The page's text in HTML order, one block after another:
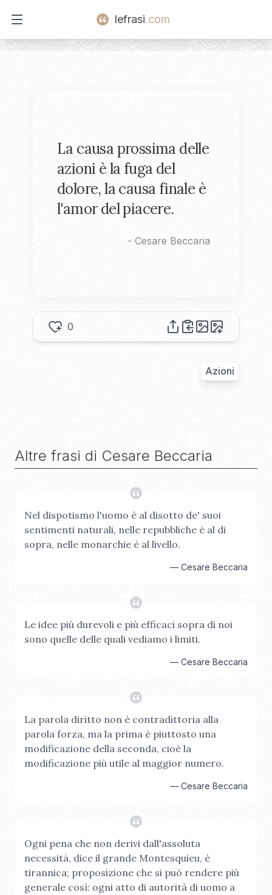
Open main menu
lefrasi.com
La causa prossima delle
azioni è la fuga del
dolore, la causa finale è
l'amor del piacere.
- Cesare Beccaria
0
Azioni
Altre frasi di Cesare Beccaria
Nel dispotismo l'uomo è al disotto de' suoi
sentimenti naturali, nelle repubbliche è al di
sopra, nelle monarchie è al livello.
— Cesare Beccaria
Le idee più durevoli e più efficaci sopra di noi
sono quelle delle quali vediamo i limiti.
— Cesare Beccaria
La parola diritto non è contradittoria alla
parola forza, ma la prima è piuttosto una
modificazione della seconda, cioè la
modificazione più utile al maggior numero.
— Cesare Beccaria
Ogni pena che non derivi dall'assoluta
necessità, dice il grande Montesquieu, è
tirannica; proposizione che si può rendere più
generale così: ogni atto di autorità di uomo a